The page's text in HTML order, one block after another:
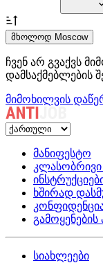
მხოლოდ Moscow
ჩვენ არ გვაქვს
დამსაქმებლების
მიმოხილვის
მანიფესტო
ხშირად
სიახლეები